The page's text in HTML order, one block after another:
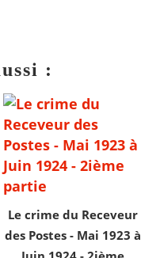
:
Le crime du Receveur
des Postes - Mai 1923 à